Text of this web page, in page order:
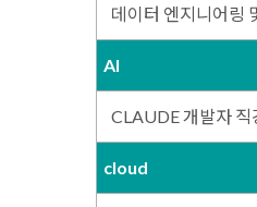
데이터 엔지니어링
AI
CLAUDE 개발자
cloud